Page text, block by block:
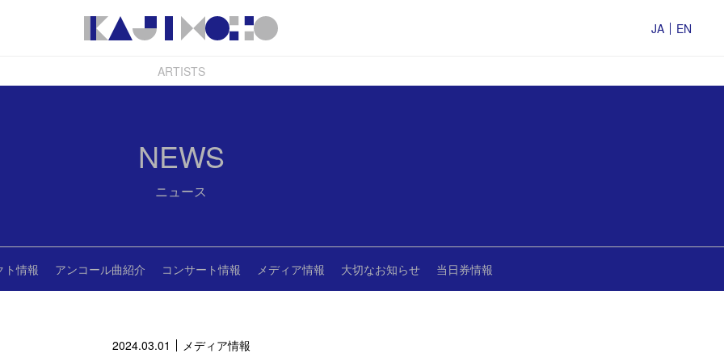
JA EN
ARTISTS
NEWS
ニュース
ト情報 アンコール曲紹介 コンサート情報 メディア情報 大切なお知らせ 当日券情報
2024.03.01 メディア情報